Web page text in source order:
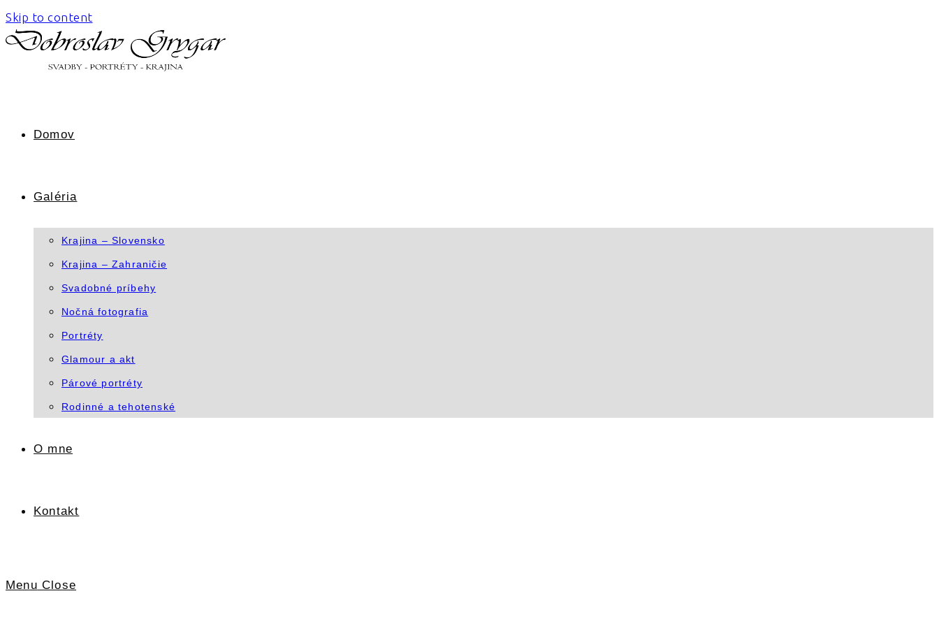
Skip to content
Domov
Galéria
Krajina – Slovensko
Krajina – Zahraničie
Svadobné príbehy
Nočná fotografia
Portréty
Glamour a akt
Párové portréty
Rodinné a tehotenské
O mne
Kontakt
Menu Close